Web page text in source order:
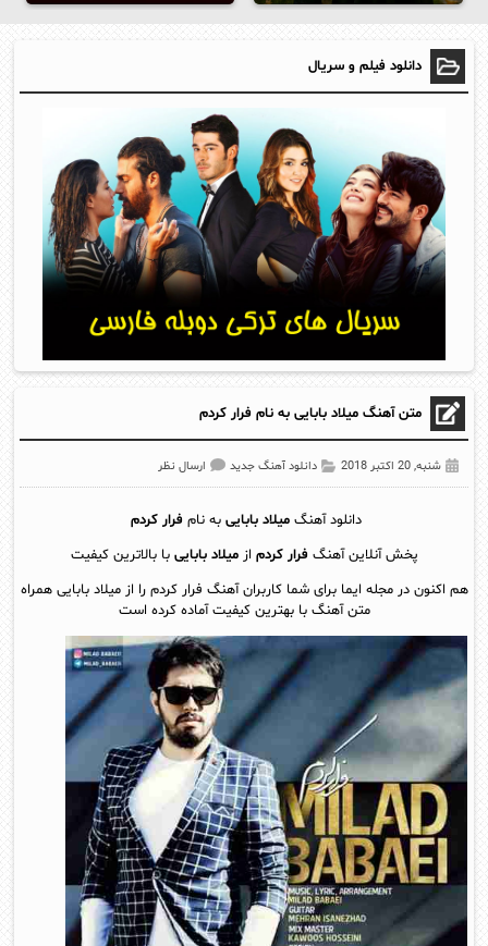
دانلود فیلم و سریال
متن آهنگ میلاد بابایی به نام فرار کردم
شنبه, 20 اکتبر 2018 دانلود آهنگ جدید ارسال نظر
دانلود آهنگ میلاد بابایی به نام فرار کردم
پخش آنلاين آهنگفرار کردم ازمیلاد بابایی با بالاترین کیفیت
هم اکنون در مجله ایما برای شما کاربران آهنگ فرار کردم را از میلاد بابایی همراه
متن آهنگ با بهترین کیفیت آماده کرده است